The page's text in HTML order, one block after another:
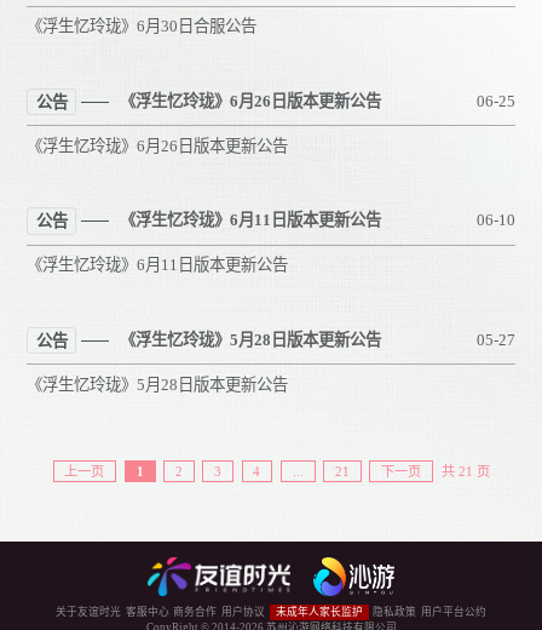
《浮生忆玲珑》6月30日合服公告
公告 06-25
《浮生忆玲珑》6月26日版本更新公告
《浮生忆玲珑》6月26日版本更新公告
公告 06-10
《浮生忆玲珑》6月11日版本更新公告
《浮生忆玲珑》6月11日版本更新公告
公告 05-27
《浮生忆玲珑》5月28日版本更新公告
《浮生忆玲珑》5月28日版本更新公告
上一页 1 2 3 4 21 下一页 共 21 页
关于友谊时光 客服中心 商务合作 用户协议 未成年人家长监护 隐私政策 用户平台公约